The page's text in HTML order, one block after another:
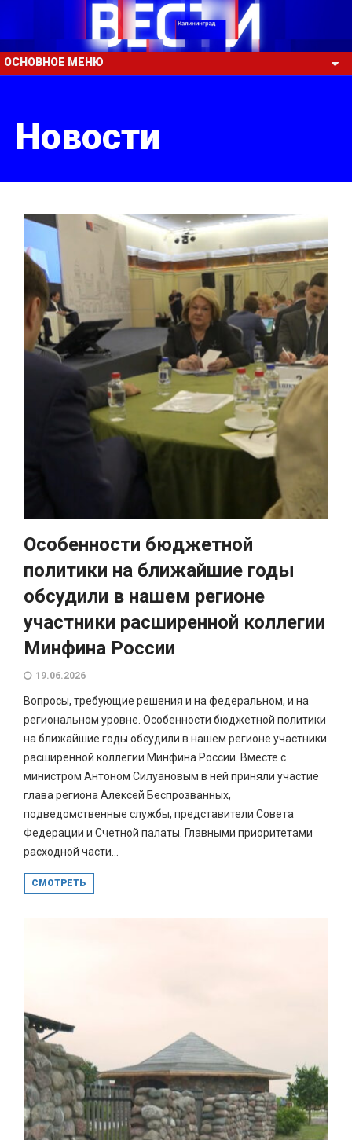
ОСНОВНОЕ МЕНЮ
Новости
Особенности бюджетной
политики на ближайшие годы
обсудили в нашем регионе
участники расширенной коллегии
Минфина России
19.06.2026
Вопросы, требующие решения и на федеральном, и на
региональном уровне. Особенности бюджетной политики
на ближайшие годы обсудили в нашем регионе участники
расширенной коллегии Минфина России. Вместе с
министром Антоном Силуановым в ней приняли участие
глава региона Алексей Беспрозванных,
подведомственные службы, представители Совета
Федерации и Счетной палаты. Главными приоритетами
расходной части...
СМОТРЕТЬ